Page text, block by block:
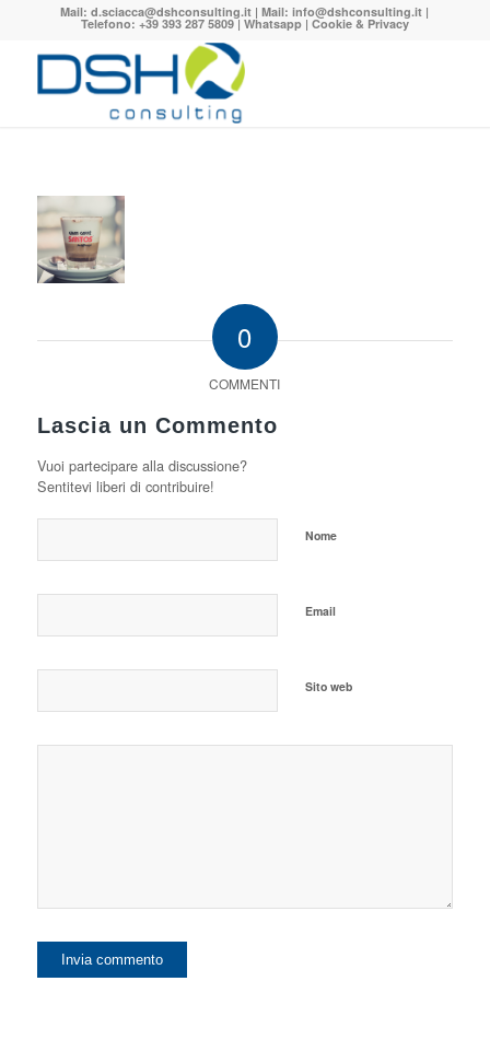
Mail:d.sciacca@dshconsulting.it | Mail:info@dshconsulting.it |
Telefono: +39 393 287 5809 | Whatsapp| Cookie & Privacy
0
COMMENTI
Lascia un Commento
Vuoi partecipare alla discussione?
Sentitevi liberi di contribuire!
Nome
Email
Sito web